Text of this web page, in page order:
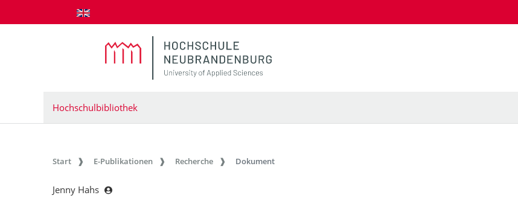
zum Inhalt springen
Hochschulbibliothek
Start E-Publikationen Recherche Dokument
Jenny Hahs